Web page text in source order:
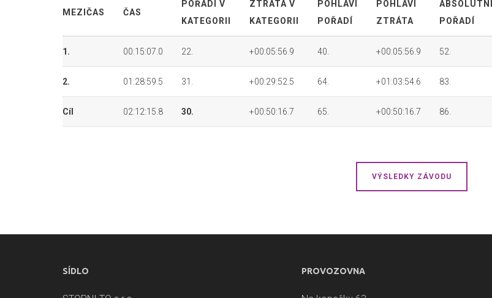
MEZIČAS ČAS
POŘADÍ V
KATEGORII
ZTRÁTA V
KATEGORII
POHLAVÍ
POŘADÍ
POHLAVÍ
ZTRÁTA
ABSOLUTNÍ
POŘADÍ
1. 00:15:07.0 22. +00:05:56.9 40. +00:05:56.9 52.
2. 01:28:59.5 31. +00:29:52.5 64. +01:03:54.6 83.
Cíl 02:12:15.8 30. +00:50:16.7 65. +00:50:16.7 86.
VÝSLEDKY ZÁVODU
SÍDLO PROVOZOVNA